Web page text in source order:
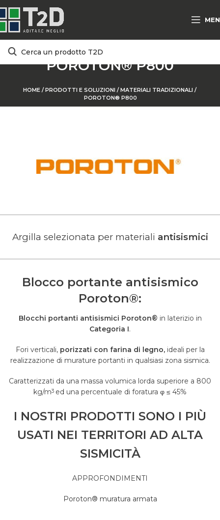
POROTON® P800
HOME /PRODOTTI E SOLUZIONI /MATERIALI TRADIZIONALI /
POROTON® P800
Argilla selezionata per materiali antisismici
Blocco portante antisismico
Poroton®:
Blocchi portanti antisismici Poroton® in laterizio in
Categoria I.
Fori verticali, porizzati con farina di legno,ideali per la
realizzazione di murature portanti in qualsiasi zona sismica.
Caratterizzati da una massa volumica lorda superiore a 800
kg/m3 ed una percentuale di foratura φ ≤ 45%
I NOSTRI PRODOTTI SONO I PIÙ
USATI NEI TERRITORI AD ALTA
SISMICITÀ
APPROFONDIMENTI
Poroton® muratura armata